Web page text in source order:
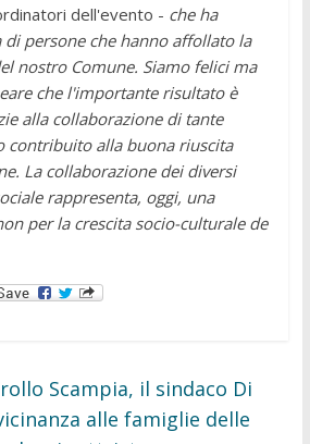
dell'evento - che ha
persone che hanno affollato la
nostro Comune. Siamo felici ma
che l'importante risultato è
alla collaborazione di tante
contribuito alla buona riuscita
La collaborazione dei diversi
rappresenta, oggi, una
per la crescita socio-culturale de
Scampia, il sindaco Di
alle famiglie delle